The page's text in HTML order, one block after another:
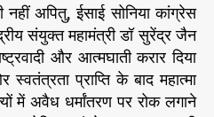
आ
त्म
घा
ती
नी
ति
अपितु, ईसाई सोनिया कांग्रेस
संयुक्त महामंत्री डॉ सुरेंद्र जैन
और आत्मघाती करार दिया
प्राप्ति के बाद महात्मा
में अवैध धर्मांतरण पर रोक लगाने